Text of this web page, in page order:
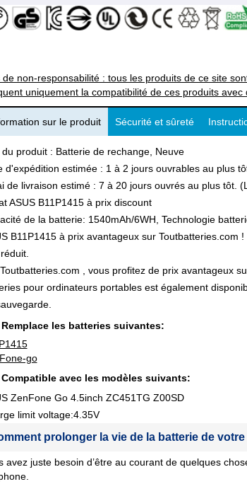
de non-responsabilité : tous les produits de ce site
uniquement la compatibilité de ces produits avec
sur le produit Sécurité et sûreté
du produit : Batterie de rechange, Neuve
d'expédition estimée : 1 à 2 jours ouvrables au plus
de livraison estimé : 7 à 20 jours ouvrés au plus tôt.
ASUS B11P1415 à prix discount
de la batterie: 1540mAh/6WH, Technologie
B11P1415 à prix avantageux sur Toutbatteries.com
, vous profitez de prix avantageux
pour ordinateurs portables est également
Remplace les batteries suivantes:
go
Compatible avec les modèles suivants:
ZenFone Go 4.5inch ZC451TG Z00SD
limit voltage:4.35V
prolonger la vie de la batterie de
avez juste besoin d’être au courant de quelques